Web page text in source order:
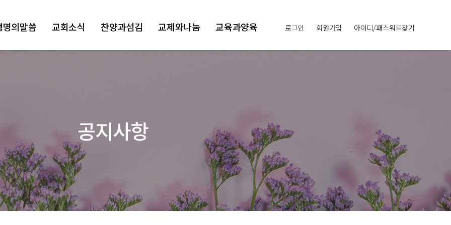
로그인 회원가입 아이디/패스워드찾기
명의말씀 교회소식 찬양과섬김 교제와나눔 교육과양육
공지사항